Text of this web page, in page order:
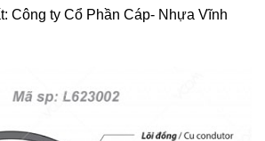
Công ty Cổ Phần Cáp- Nhựa Vĩnh